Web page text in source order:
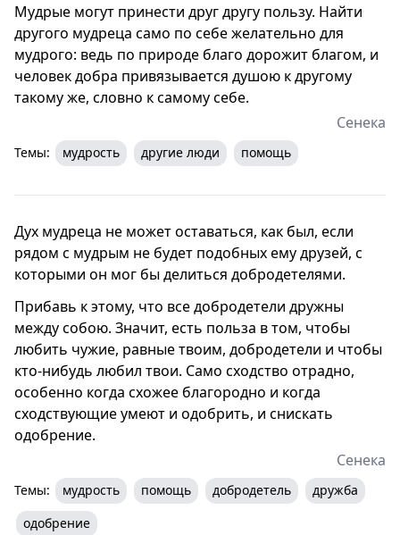
Мудрые могут принести друг другу пользу. Найти
другого мудреца само по себе желательно для
мудрого: ведь по природе благо дорожит благом, и
человек добра привязывается душою к другому
такому же, словно к самому себе.
Сенека
Темы: мудрость другие люди помощь
Дух мудреца не может оставаться, как был, если
рядом с мудрым не будет подобных ему друзей, с
которыми он мог бы делиться добродетелями.
Прибавь к этому, что все добродетели дружны
между собою. Значит, есть польза в том, чтобы
любить чужие, равные твоим, добродетели и чтобы
кто-нибудь любил твои. Само сходство отрадно,
особенно когда схожее благородно и когда
сходствующие умеют и одобрить, и снискать
одобрение.
Сенека
Темы: мудрость помощь добродетель
дружба
одобрение